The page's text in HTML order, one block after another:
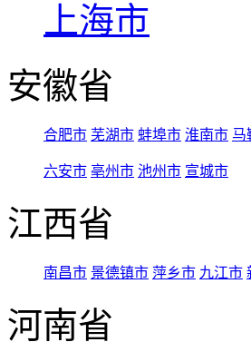
上海市
安徽省
合肥市 芜湖市 蚌埠市 淮南市 马
六安市 亳州市 池州市 宣城市
江西省
南昌市 景德镇市 萍乡市 九江市
河南省